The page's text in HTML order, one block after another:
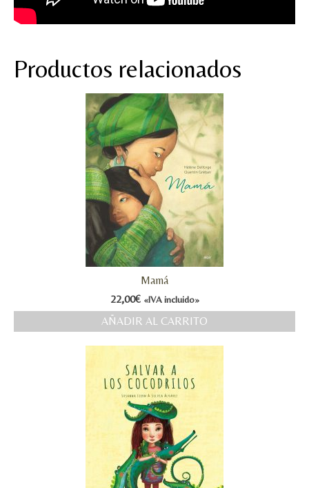
Productos relacionados
Mamá
22,00€ «IVA incluido»
AÑADIR AL CARRITO